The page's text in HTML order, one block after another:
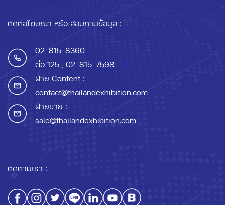
ติดต่อโฆษณา หรือ สอบถามข้อมูล :
02-815-8360
ต่อ 125 , 02-815-7598
ฝ่าย Content :
contact@thailandexhibition.com
ฝ่ายขาย :
sale@thailandexhibition.com
ติดตามเรา :